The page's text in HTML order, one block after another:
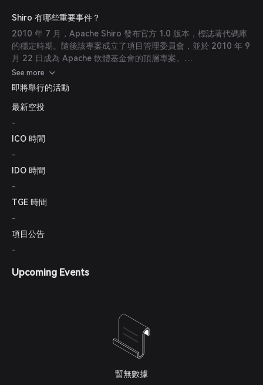
Shiro 有哪些重要事件？
2010 年 7 月，Apache Shiro 發布官方 1.0 版本，標誌著代碼庫
的穩定時期。隨後該專案成立了項目管理委員會，並於 2010 年 9
月 22 日成為 Apache 軟體基金會的頂層專案。
(en.wikipedia.org
See more
即將舉行的活動
最新空投
-
ICO 時間
-
IDO 時間
-
TGE 時間
-
項目公告
-
Upcoming Events
暫無數據